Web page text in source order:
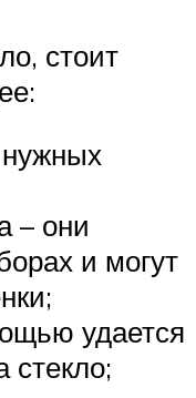
стоит
– они
и могут
удается
стекло;